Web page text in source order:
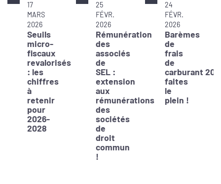
17
MARS
2026
Seuils
micro-
fiscaux
revalorisés
: les
chiffres
à
retenir
pour
2026-
2028
25
FÉVR.
2026
Rémunération
des
associés
de
SEL :
extension
aux
rémunérations
des
sociétés
de
droit
commun
!
24
FÉVR.
2026
Barèmes
de
frais
de
carburant
faites
le
plein !